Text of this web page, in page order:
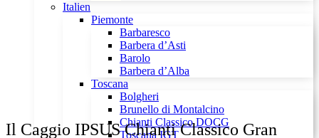
Italien
Piemonte
Barbaresco
Barbera d’Asti
Barolo
Barbera d’Alba
Toscana
Bolgheri
Brunello di Montalcino
Chianti Classico DOCG
Toscana IGT
Il Caggio IPSUS Chianti Classico Gran